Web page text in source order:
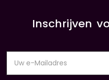
Inschrijven